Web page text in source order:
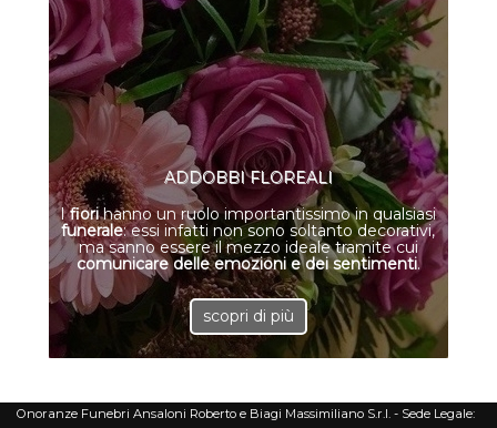
ADDOBBI FLOREALI
Ifiorihanno un ruolo importantissimo in qualsiasi
funerale: essi infatti non sono soltanto decorativi,
ma sanno essere il mezzo ideale tramite cui
comunicare delle emozioni e dei sentimenti.
Onoranze Funebri Ansaloni Roberto e Biagi Massimiliano S.r.l. - Sede Legale: